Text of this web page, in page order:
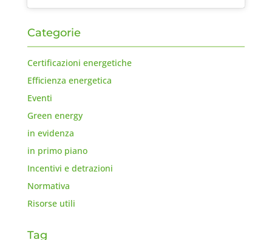
Categorie
Certificazioni energetiche
Efficienza energetica
Eventi
Green energy
in evidenza
in primo piano
Incentivi e detrazioni
Normativa
Risorse utili
Tag